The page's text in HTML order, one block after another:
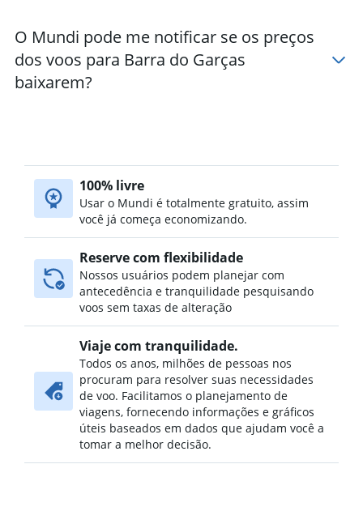
O Mundi pode me notificar se os preços
dos voos para Barra do Garças
baixarem?
100% livre
Usar o Mundi é totalmente gratuito, assim
você já começa economizando.
Reserve com flexibilidade
Nossos usuários podem planejar com
antecedência e tranquilidade pesquisando
voos sem taxas de alteração
Viaje com tranquilidade.
Todos os anos, milhões de pessoas nos
procuram para resolver suas necessidades
de voo. Facilitamos o planejamento de
viagens, fornecendo informações e gráficos
úteis baseados em dados que ajudam você a
tomar a melhor decisão.